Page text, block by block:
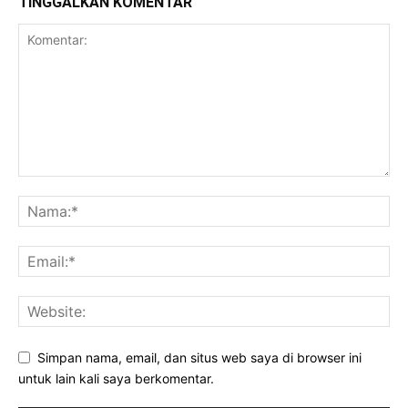
Simpan nama, email, dan situs web saya di browser ini
untuk lain kali saya berkomentar.